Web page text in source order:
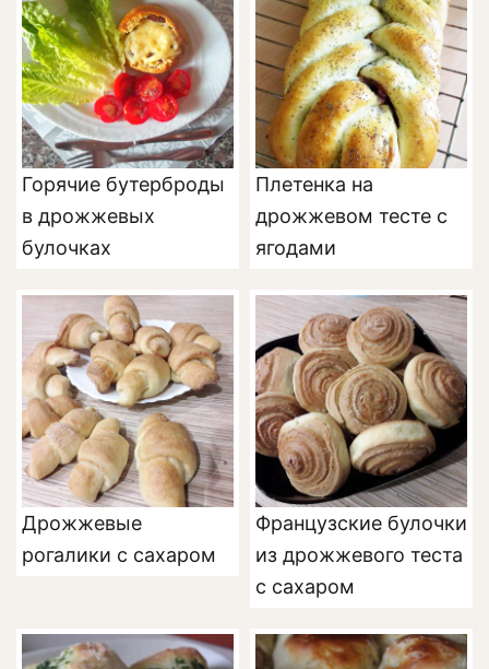
Горячие бутерброды
в дрожжевых
булочках
Плетенка на
дрожжевом тесте с
ягодами
Дрожжевые
рогалики с сахаром
Французские булочки
из дрожжевого теста
с сахаром